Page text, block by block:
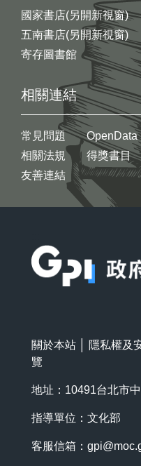
國家書店(另開新視窗)
五南書店(另開新視窗)
寄存圖書館
相關連結
常見問題
相關法規
友善連結
OpenData
得獎書目
關於本站 隱私權及
覽
地址：10491台北市
指導單位：文化部
客服信箱：